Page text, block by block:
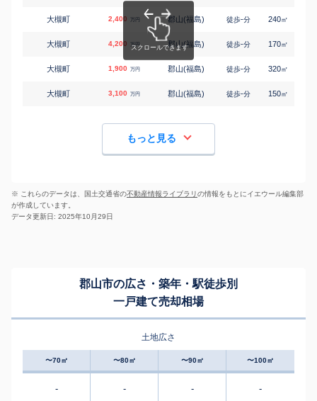
大槻町 2,400 万円 郡山(福島) 徒歩-分 240㎡
大槻町 4,200 万円 郡山(福島) 徒歩-分 170㎡
大槻町 1,900 万円 郡山(福島) 徒歩-分 320㎡
大槻町 3,100 万円 郡山(福島) 徒歩-分 150㎡
もっと見る
※ これらのデータは、国土交通省の不動産情報ライブラリの情報をもとにイエウール編集部
が作成しています。
データ更新日: 2025年10月29日
郡山市の広さ・築年・駅徒歩別
一戸建て売却相場
土地広さ
〜70㎡ 〜80㎡ 〜90㎡ 〜100㎡
- - - -